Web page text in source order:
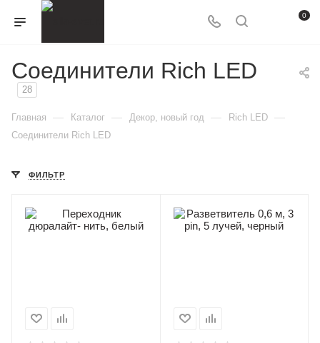
0
Соединители Rich LED
28
Главная — Каталог — Декор, новый год — Rich LED —
Соединители Rich LED
ФИЛЬТР